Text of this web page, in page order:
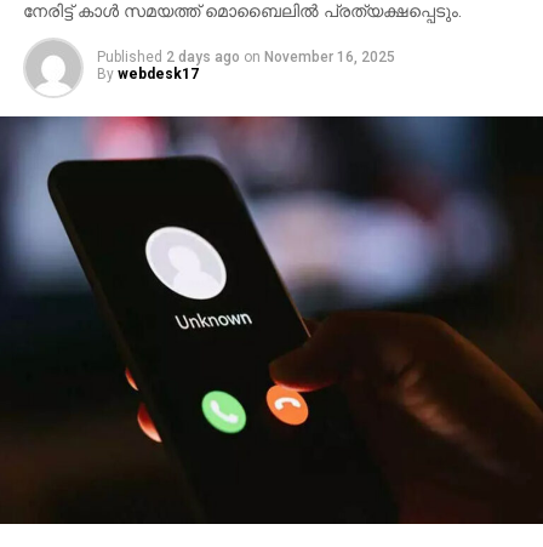
നേരിട്ട് കാള്‍ സമയത്ത് മൊബൈലില്‍ പ്രത്യക്ഷപ്പെടും.
Published 2 days ago on November 16, 2025
By webdesk17